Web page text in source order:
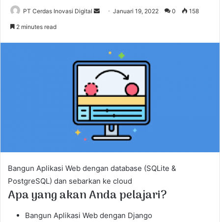
PT Cerdas Inovasi Digital
n
m
a
i
Januari 19, 2022 0 158
2 minutes read
Bangun Aplikasi Web dengan database (SQLite &
PostgreSQL) dan sebarkan ke cloud
Apa yang akan Anda pelajari?
Bangun Aplikasi Web dengan Django